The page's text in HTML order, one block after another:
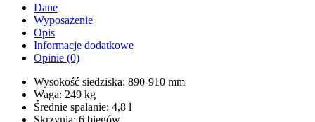
Dane
Wyposażenie
Opis
Informacje dodatkowe
Opinie (0)
Wysokość siedziska: 890-910 mm
Waga: 249 kg
Średnie spalanie: 4,8 l
Skrzynia: 6 biegów